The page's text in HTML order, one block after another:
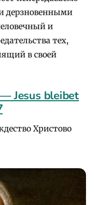
дерзновенными
и
тех,
в своей
Jesus bleibet
Христово